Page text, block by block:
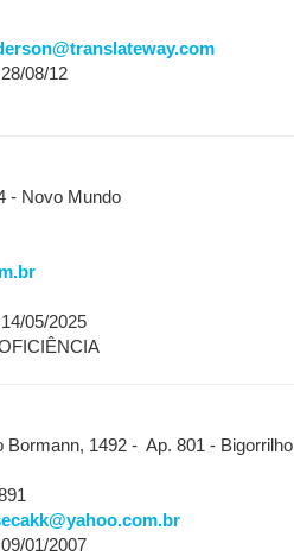
08/12
- Novo Mundo
05/2025
1492 - Ap. 801 - Bigorrilho
01/2007